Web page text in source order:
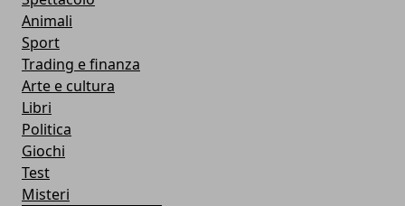
Animali
Sport
Trading e finanza
Arte e cultura
Libri
Politica
Giochi
Test
Misteri